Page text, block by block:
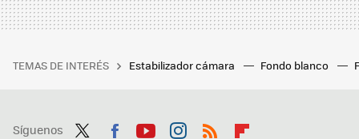
TEMAS DE INTERÉS Estabilizador cámara Fondo blanco
Síguenos